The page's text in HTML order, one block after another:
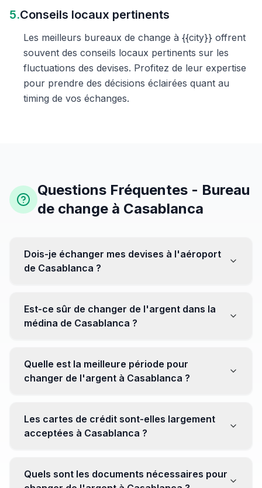
5.Conseils locaux pertinents
Les meilleurs bureaux de change à {{city}} offrent
souvent des conseils locaux pertinents sur les
fluctuations des devises. Profitez de leur expertise
pour prendre des décisions éclairées quant au
timing de vos échanges.
Questions Fréquentes - Bureau
de change à Casablanca
Dois-je échanger mes devises à l'aéroport
de Casablanca ?
être moins avantageux. Orientez-vous plutôt vers les
bureaux de change en ville pour obtenir de meilleurs
Est-ce sûr de changer de l'argent dans la
médina de Casablanca ?
établissements réputés pour éviter les surprises.
Quelle est la meilleure période pour
changer de l'argent à Casablanca ?
soyez attentif aux fluctuations pour maximiser la valeur
de vos devises.
Les cartes de crédit sont-elles largement
acceptées à Casablanca ?
Cependant, avoir un peu de monnaie locale peut être
Quels sont les documents nécessaires pour